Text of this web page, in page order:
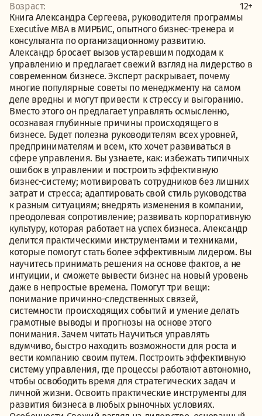
Возраст:
12+
Книга Александра Сергеева, руководителя программы
Executive MBA в МИРБИС, опытного бизнес-тренера и
консультанта по организационному развитию.
Александр бросает вызов устаревшим подходам к
управлению и предлагает свежий взгляд на лидерство в
современном бизнесе. Эксперт раскрывает, почему
многие популярные советы по менеджменту на самом
деле вредны и могут привести к стрессу и выгоранию.
Вместо этого он предлагает управлять осмысленно,
осознавая глубинные причины происходящего в
бизнесе. Будет полезна руководителям всех уровней,
предпринимателям и всем, кто хочет развиваться в
сфере управления. Вы узнаете, как: избежать типичных
ошибок в управлении и построить эффективную
бизнес-систему; мотивировать сотрудников без лишних
затрат и стресса; адаптировать свой стиль руководства
к разным ситуациям; внедрять изменения в компании,
преодолевая сопротивление; развивать корпоративную
культуру, которая работает на успех бизнеса. Александр
делится практическими инструментами и техниками,
которые помогут стать более эффективным лидером. Вы
научитесь принимать решения на основе фактов, а не
интуиции, и сможете вывести бизнес на новый уровень
даже в непростые времена. Помогут три вещи:
понимание причинно-следственных связей,
системности происходящих событий и умение делать
грамотные выводы и прогнозы на основе этого
понимания. Зачем читать Научиться управлять
вдумчиво, быстро находить возможности для роста и
вести компанию своим путем. Построить эффективную
систему управления, где процессы работают автономно,
чтобы освободить время для стратегических задач и
личной жизни. Освоить практические инструменты для
развития бизнеса в любых рыночных условиях.